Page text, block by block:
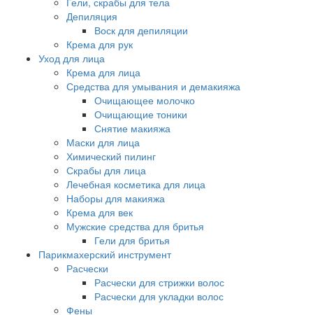
Депиляция
Воск для депиляции
Крема для рук
Уход для лица
Крема для лица
Средства для умывания и демакияжа
Очищающее молочко
Очищающие тоники
Снятие макияжа
Маски для лица
Химический пилинг
Скрабы для лица
Лечебная косметика для лица
Наборы для макияжа
Крема для век
Мужские средства для бритья
Гели для бритья
Парикмахерский инструмент
Расчески
Расчески для стрижки волос
Расчески для укладки волос
Фены